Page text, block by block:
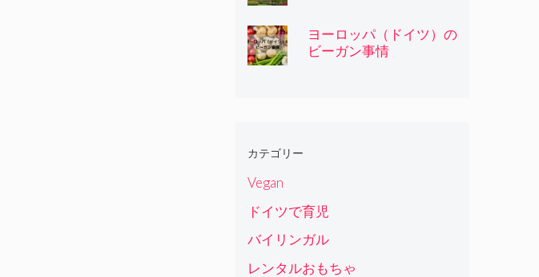
ヨーロッパ（ドイツ）の
ビーガン事情
カテゴリー
Vegan
ドイツで育児
バイリンガル
レンタルおもちゃ